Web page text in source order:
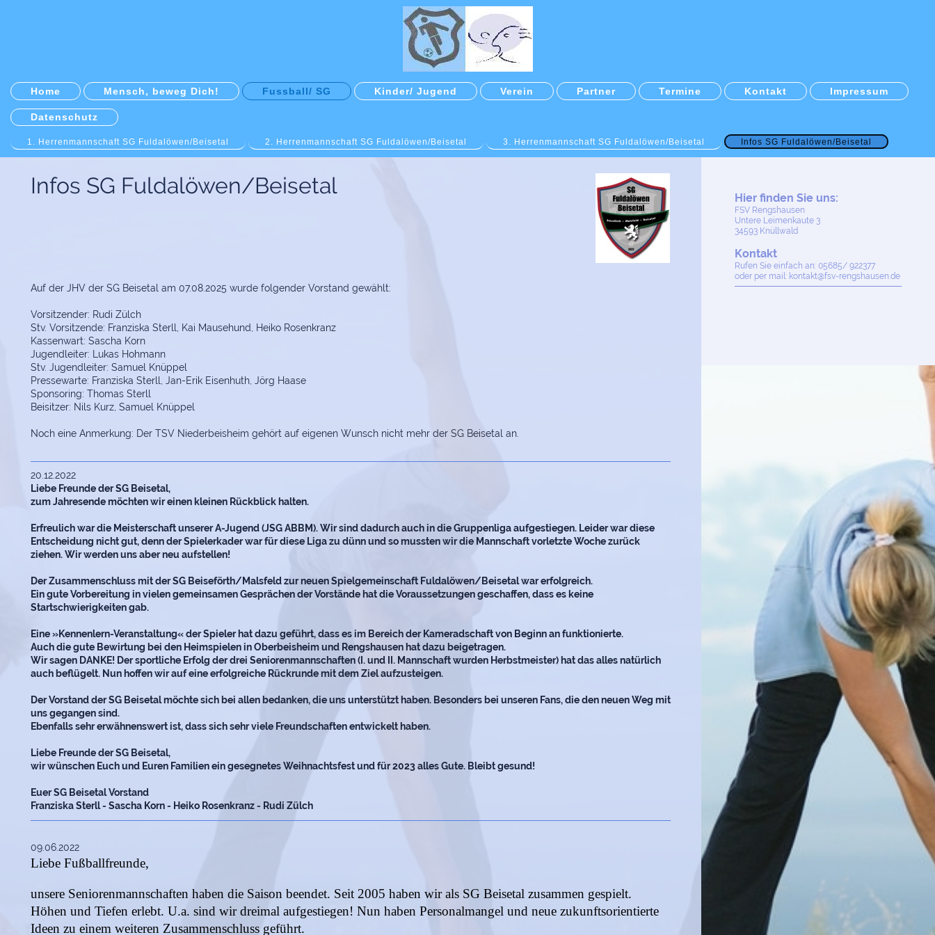
Home Mensch, beweg Dich! Fussball/ SG Kinder/ Jugend Verein Partner Termine Kontakt Impressum
Datenschutz
1. Herrenmannschaft SG Fuldalöwen/Beisetal 2. Herrenmannschaft SG Fuldalöwen/Beisetal 3. Herrenmannschaft SG Fuldalöwen/Beisetal Infos SG Fuldalöwen/Beisetal
Infos SG Fuldalöwen/Beisetal
Auf der JHV der SG Beisetal am 07.08.2025 wurde folgender Vorstand gewählt:
Vorsitzender: Rudi Zülch
Stv. Vorsitzende: Franziska Sterll, Kai Mausehund, Heiko Rosenkranz
Kassenwart: Sascha Korn
Jugendleiter: Lukas Hohmann
Stv. Jugendleiter: Samuel Knüppel
Pressewarte: Franziska Sterll, Jan-Erik Eisenhuth, Jörg Haase
Sponsoring: Thomas Sterll
Beisitzer: Nils Kurz, Samuel Knüppel
Noch eine Anmerkung: Der TSV Niederbeisheim gehört auf eigenen Wunsch nicht mehr der SG Beisetal an.
20.12.2022
Liebe Freunde der SG Beisetal,
zum Jahresende möchten wir einen kleinen Rückblick halten.
Erfreulich war die Meisterschaft unserer A-Jugend (JSG ABBM). Wir sind dadurch auch in die Gruppenliga aufgestiegen. Leider war diese
Entscheidung nicht gut, denn der Spielerkader war für diese Liga zu dünn und so mussten wir die Mannschaft vorletzte Woche zurück
ziehen.Wir werden uns aber neu aufstellen!
Der Zusammenschluss mit der SG Beiseförth/Malsfeld zur neuen Spielgemeinschaft Fuldalöwen/Beisetal war erfolgreich.
Ein gute Vorbereitung in vielen gemeinsamen Gesprächen der Vorstände hat die Voraussetzungen geschaffen, dass es keine
Startschwierigkeiten gab.
Eine »Kennenlern-Veranstaltung« der Spieler hat dazu geführt, dass es im Bereich der Kameradschaft von Beginn an funktionierte.
Auch die gute Bewirtung bei den Heimspielen in Oberbeisheim und Rengshausen hat dazu beigetragen.
Wir sagen DANKE! Der sportliche Erfolg der drei Seniorenmannschaften (I. und II. Mannschaft wurden Herbstmeister) hat das alles natürlich
auch beflügelt. Nun hoffen wir auf eine erfolgreiche Rückrunde mit dem Ziel aufzusteigen.
Der Vorstand der SG Beisetal möchte sich bei allen bedanken, die uns unterstützt haben. Besonders bei unseren Fans, die den neuen Weg mit
uns gegangen sind.
Ebenfalls sehr erwähnenswert ist, dass sich sehr viele Freundschaften entwickelt haben.
Liebe Freunde der SG Beisetal,
wir wünschen Euch und Euren Familien ein gesegnetes Weihnachtsfest und für 2023 alles Gute. Bleibt gesund!
Euer SG Beisetal Vorstand
Franziska Sterll - Sascha Korn - Heiko Rosenkranz - Rudi Zülch
09.06.2022
Liebe Fußballfreunde,
unsere Seniorenmannschaften haben die Saison beendet. Seit 2005 haben wir als SG Beisetal zusammen gespielt.
Höhen und Tiefen erlebt. U.a. sind wir dreimal aufgestiegen! Nun haben Personalmangel und neue zukunftsorientierte
Ideen zu einem weiteren Zusammenschluss geführt.
Hier finden Sie uns:
FSV Rengshausen
Untere Leimenkaute 3
34593 Knüllwald
Kontakt
Rufen Sie einfach an: 05685/ 922377
oder per mail: kontakt@fsv-rengshausen.de